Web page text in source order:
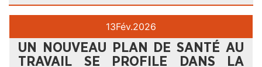
13Fév.2026
UN NOUVEAU PLAN DE SANTÉ AU
TRAVAIL SE PROFILE DANS LA